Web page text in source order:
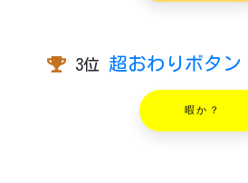
3位 超おわりボタン
暇か？